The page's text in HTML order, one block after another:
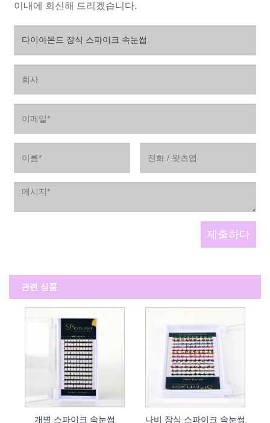
이내에 회신해 드리겠습니다.
관련 상품
개별 스파이크 속눈썹 나비 장식 스파이크 속눈썹